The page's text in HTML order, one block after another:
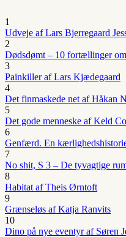
1
Udveje af Lars Bjerregaard
2
Dødsdømt – 10 fortællinger
3
Painkiller af Lars Kjædegaard
4
Det finmaskede net af Håkan
5
Det gode menneske af Keld
6
Genfærd. En
7
No shit, S 3 – De tyvagtige
8
Habitat af Theis Ørntoft
9
Grænseløs af Katja Ranvits
10
Dino på nye eventyr af Søren